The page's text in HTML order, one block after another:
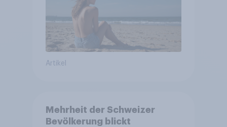
Artikel
Mehrheit der Schweizer
Bevölkerung blickt